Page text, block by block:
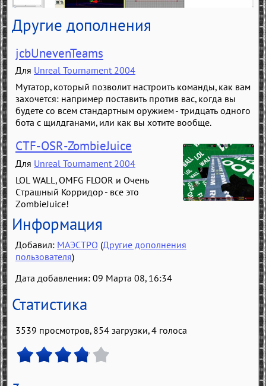
Другие дополнения
jcbUnevenTeams
Для Unreal Tournament 2004
Мутатор, который позволит настроить команды, как вам
захочется: например поставить против вас, когда вы
будете со всем стандартным оружием - тридцать одного
бота с щилдганами, или как вы хотите вообще.
CTF-OSR-ZombieJuice
Для Unreal Tournament 2004
LOL WALL, OMFG FLOOR и Очень
Страшный Корридор - все это
ZombieJuice!
Информация
Добавил: МАЭСТРО (Другие дополнения
пользователя)
Дата добавления: 09 Марта 08, 16:34
Статистика
3539 просмотров, 854 загрузки,4 голоса